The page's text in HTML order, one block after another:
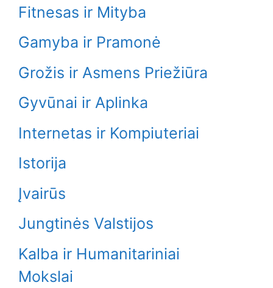
Fitnesas ir Mityba
Gamyba ir Pramonė
Grožis ir Asmens Priežiūra
Gyvūnai ir Aplinka
Internetas ir Kompiuteriai
Istorija
Įvairūs
Jungtinės Valstijos
Kalba ir Humanitariniai
Mokslai